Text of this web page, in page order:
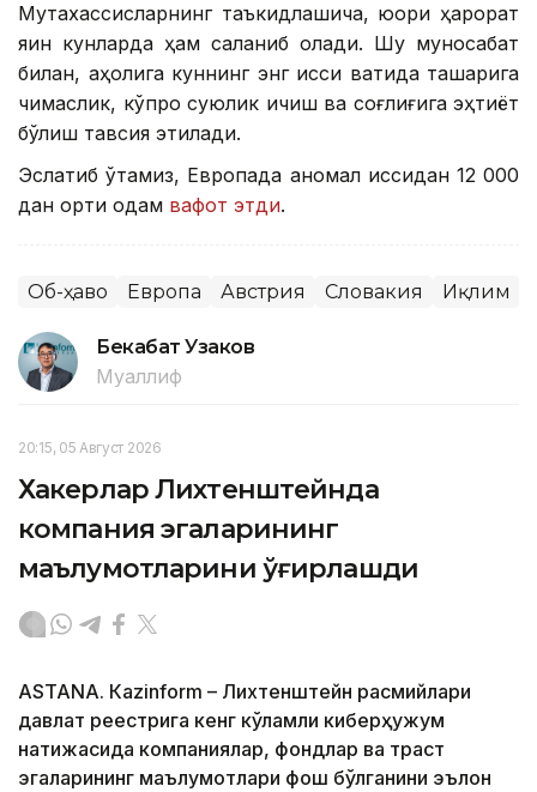
Мутахассисларнинг таъкидлашича, юқори ҳарорат
яқин кунларда ҳам сақланиб қолади. Шу муносабат
билан, аҳолига куннинг энг иссиқ вақтида ташқарига
чиқмаслик, кўпроқ суюқлик ичиш ва соғлиғига эҳтиёт
бўлиш тавсия этилади.
Эслатиб ўтамиз, Европада аномал иссиқдан 12 000
дан ортиқ одам вафот этди.
Об-ҳаво Европа Австрия Словакия Иқлим
Бекабат Узаков
Муаллиф
20:15, 05 Август 2026
Хакерлар Лихтенштейнда
компания эгаларининг
маълумотларини ўғирлашди
ASTANА. Кazinform – Лихтенштейн расмийлари
давлат реестрига кенг кўламли киберҳужум
натижасида компаниялар, фондлар ва траст
эгаларининг маълумотлари фош бўлганини эълон